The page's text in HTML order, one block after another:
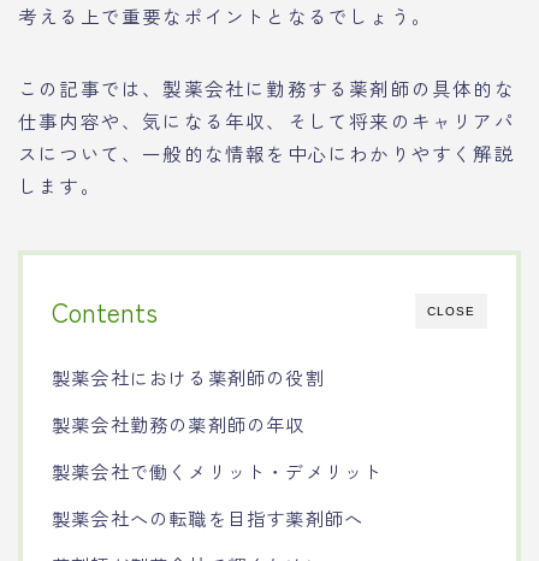
考える上で重要なポイントとなるでしょう。
この記事では、製薬会社に勤務する薬剤師の具体的な
仕事内容や、気になる年収、そして将来のキャリアパ
スについて、一般的な情報を中心にわかりやすく解説
します。
CLOSE
Contents
製薬会社における薬剤師の役割
製薬会社勤務の薬剤師の年収
製薬会社で働くメリット・デメリット
製薬会社への転職を目指す薬剤師へ